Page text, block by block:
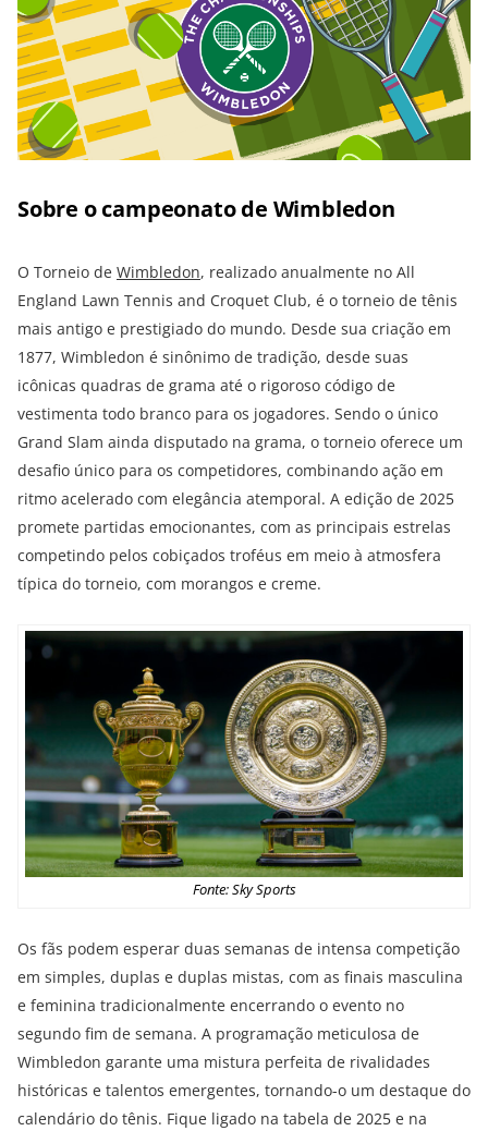
Sobre o campeonato de Wimbledon
O Torneio de Wimbledon, realizado anualmente no All
England Lawn Tennis and Croquet Club, é o torneio de tênis
mais antigo e prestigiado do mundo. Desde sua criação em
1877, Wimbledon é sinônimo de tradição, desde suas
icônicas quadras de grama até o rigoroso código de
vestimenta todo branco para os jogadores. Sendo o único
Grand Slam ainda disputado na grama, o torneio oferece um
desafio único para os competidores, combinando ação em
ritmo acelerado com elegância atemporal. A edição de 2025
promete partidas emocionantes, com as principais estrelas
competindo pelos cobiçados troféus em meio à atmosfera
típica do torneio, com morangos e creme.
Fonte: Sky Sports
Os fãs podem esperar duas semanas de intensa competição
em simples, duplas e duplas mistas, com as finais masculina
e feminina tradicionalmente encerrando o evento no
segundo fim de semana. A programação meticulosa de
Wimbledon garante uma mistura perfeita de rivalidades
históricas e talentos emergentes, tornando-o um destaque do
calendário do tênis. Fique ligado na tabela de 2025 e na